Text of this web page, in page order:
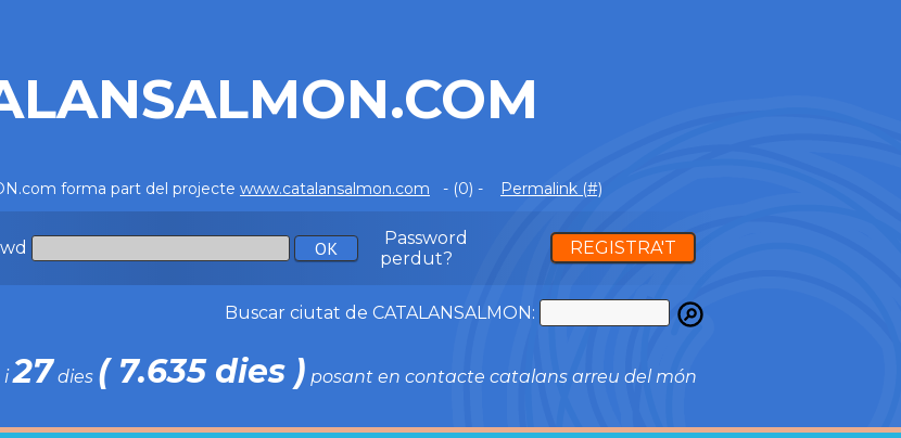
forma part del projecte www.catalansalmon.com - (0) - Permalink (#)
Password
perdut?
REGISTRA'T
Buscar ciutat de CATALANSALMON:
i27 dies ( 7.635 dies ) posant en contacte catalans arreu del món